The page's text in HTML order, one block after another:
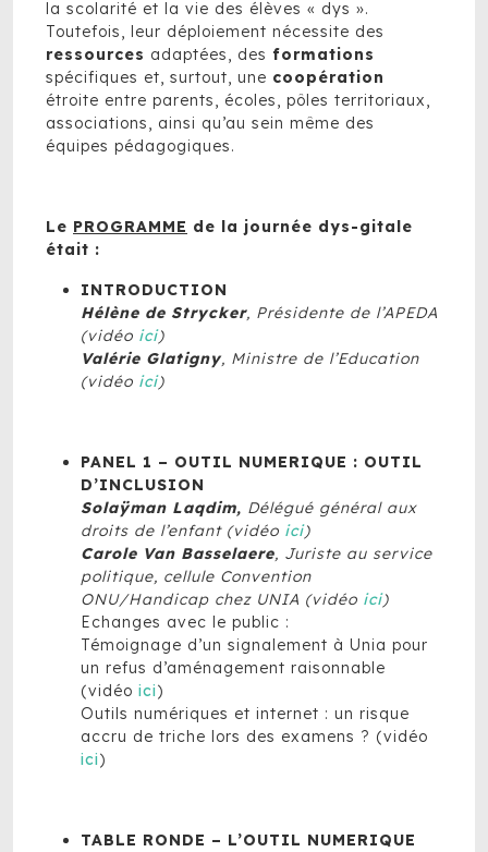
la scolarité et la vie des élèves « dys ».
Toutefois, leur déploiement nécessite des
ressources adaptées, des formations
spécifiques et, surtout, une coopération
étroite entre parents, écoles, pôles territoriaux,
associations, ainsi qu’au sein même des
équipes pédagogiques.
Le PROGRAMME de la journée dys-gitale
était :
INTRODUCTION
Hélène de Strycker, Présidente de l’APEDA
(vidéo ici)
Valérie Glatigny, Ministre de l’Education
(vidéo ici)
PANEL 1 – OUTIL NUMERIQUE : OUTIL
D’INCLUSION
Solaÿman Laqdim, Délégué général aux
droits de l’enfant (vidéo ici)
Carole Van Basselaere, Juriste au service
politique, cellule Convention
ONU/Handicap chez UNIA (vidéo ici)
Echanges avec le public :
Témoignage d’un signalement à Unia pour
un refus d’aménagement raisonnable
(vidéo ici)
Outils numériques et internet : un risque
accru de triche lors des examens ? (vidéo
ici)
TABLE RONDE – L’OUTIL NUMERIQUE